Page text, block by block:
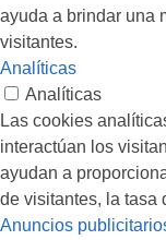
ayuda a brindar una
visitantes.
Analíticas
Analíticas
Las cookies
interactúan los
ayudan a
de visitantes, la tasa
Anuncios